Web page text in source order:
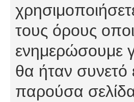
τους όρους
ενημερώσουμε
θα ήταν συνετό
παρούσα